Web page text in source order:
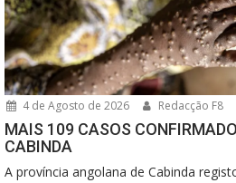
4 de Agosto de 2026 Redacção F8
MAIS 109 CASOS
CABINDA
A província angolana de Cabinda